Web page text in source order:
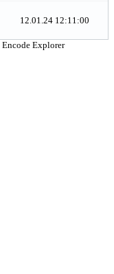
12.01.24 12:11:00
Encode Explorer